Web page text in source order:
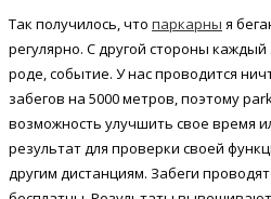
Так получилось, что паркарны я
регулярно. С другой стороны
роде, событие. У нас проводится
забегов на 5000 метров, поэтому
возможность улучшить свое время
результат для проверки своей
другим дистанциям. Забеги